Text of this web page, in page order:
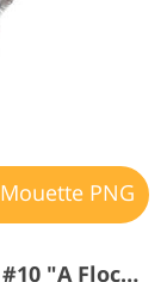
Mouette PNG
Superposition de mouettes PNG #10 "A Flock de Seagulls"